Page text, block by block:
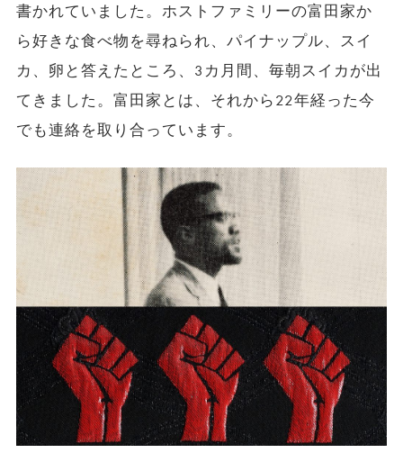
書かれていました。ホストファミリーの富田家か
ら好きな食べ物を尋ねられ、パイナップル、スイ
カ、卵と答えたところ、3カ月間、毎朝スイカが出
てきました。富田家とは、それから22年経った今
でも連絡を取り合っています。